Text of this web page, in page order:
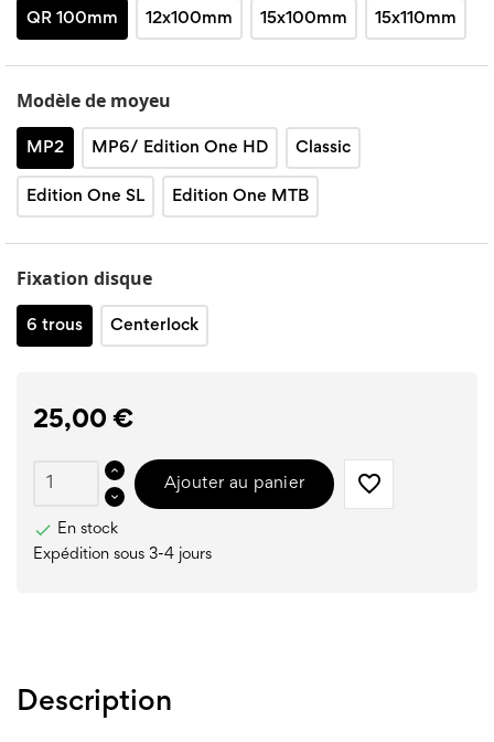
QR 100mm 12x100mm 15x100mm 15x110mm
Modèle de moyeu
MP2 MP6/ Edition One HD Classic
Edition One SL Edition One MTB
Fixation disque
6 trous Centerlock
25,00 €
Ajouter au panier favorite_border

En stock
Expédition sous 3-4 jours
Description